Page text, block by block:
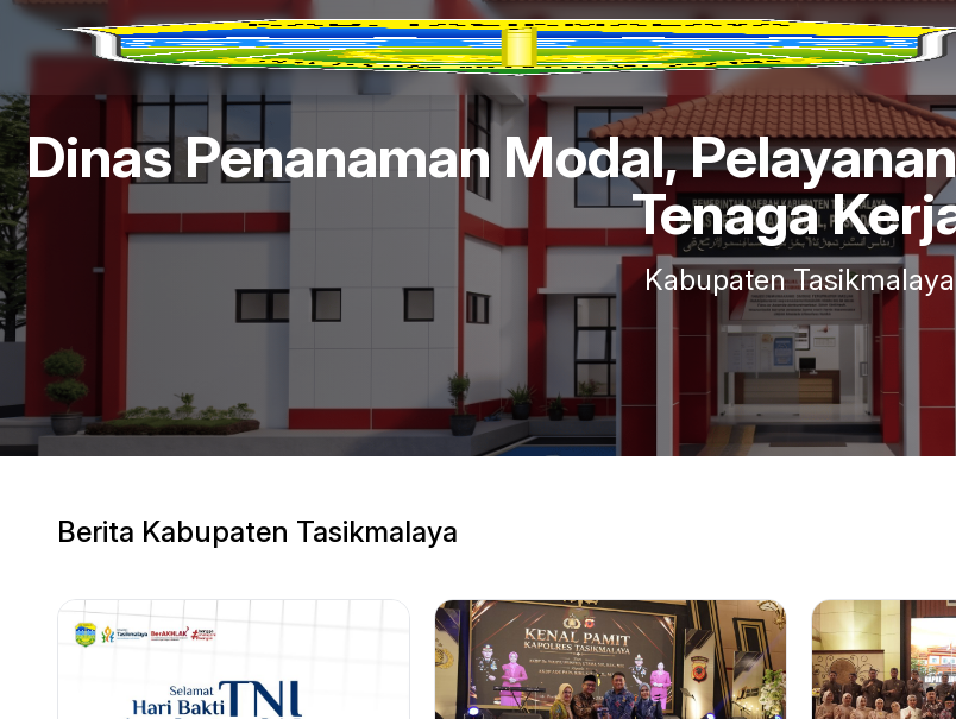
Dinas Penanaman Modal,
Tenaga
Kabupaten Tasikmalaya
Berita Kabupaten Tasikmalaya